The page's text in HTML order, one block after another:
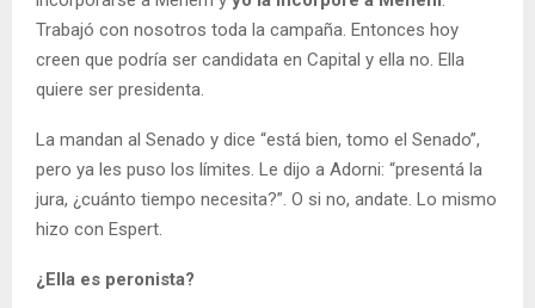
Trabajó con nosotros toda la campaña. Entonces hoy
creen que podría ser candidata en Capital y ella no. Ella
quiere ser presidenta.
La mandan al Senado y dice “está bien, tomo el Senado”,
pero ya les puso los límites. Le dijo a Adorni: “presentá la
jura, ¿cuánto tiempo necesita?”. O si no, andate. Lo mismo
hizo con Espert.
¿Ella es peronista?